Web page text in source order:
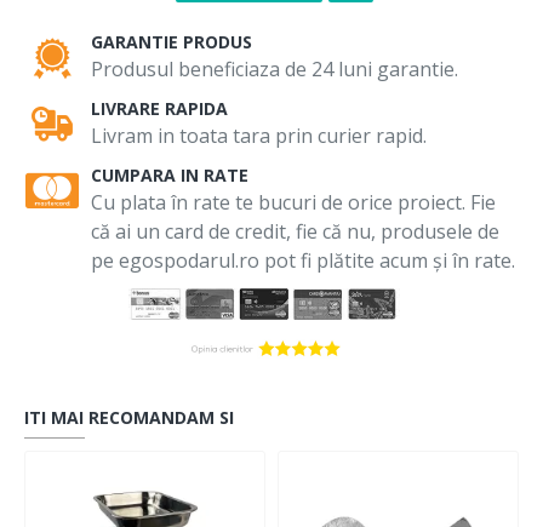
GARANTIE PRODUS
Produsul beneficiaza de 24 luni garantie.
LIVRARE RAPIDA
Livram in toata tara prin curier rapid.
CUMPARA IN RATE
Cu plata în rate te bucuri de orice proiect. Fie
că ai un card de credit, fie că nu, produsele de
pe egospodarul.ro pot fi plătite acum și în rate.
ITI MAI RECOMANDAM SI